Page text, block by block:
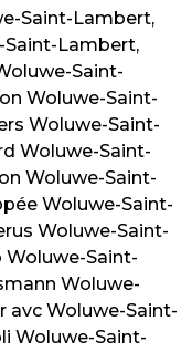
Saint-Lambert,
Saint-Lambert,
Saint-
Woluwe-Saint-
Woluwe-Saint-
Woluwe-Saint-
Woluwe-Saint-
Woluwe-Saint-
Woluwe-Saint-
Woluwe-Saint-
Woluwe-
avc Woluwe-Saint-
Woluwe-Saint-